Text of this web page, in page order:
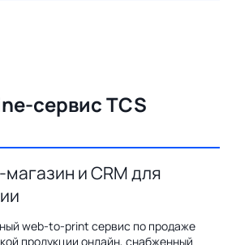
сервис TCS
и CRM для
web-to-print сервис по продаже
продукции онлайн, снабженный